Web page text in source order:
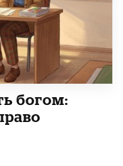
богом: